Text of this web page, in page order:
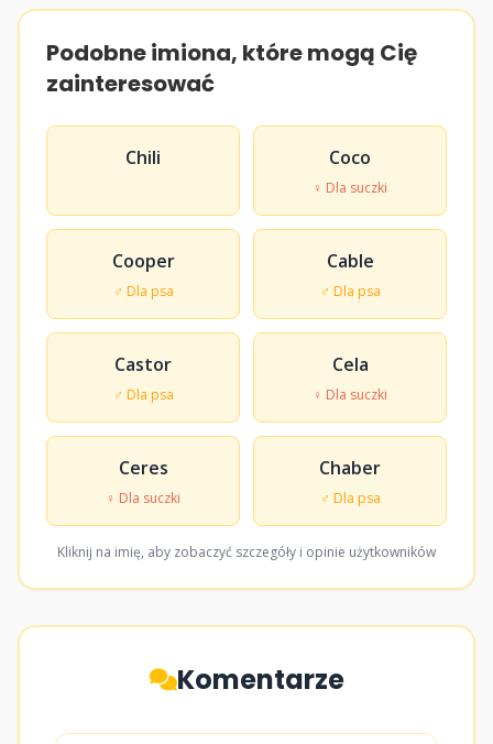
Podobne imiona, które mogą Cię
zainteresować
Chili Coco
♀ Dla suczki
Cooper
♂ Dla psa
Cable
♂ Dla psa
Castor
♂ Dla psa
Cela
♀ Dla suczki
Ceres
♀ Dla suczki
Chaber
♂ Dla psa
Kliknij na imię, aby zobaczyć szczegóły i opinie użytkowników
Komentarze